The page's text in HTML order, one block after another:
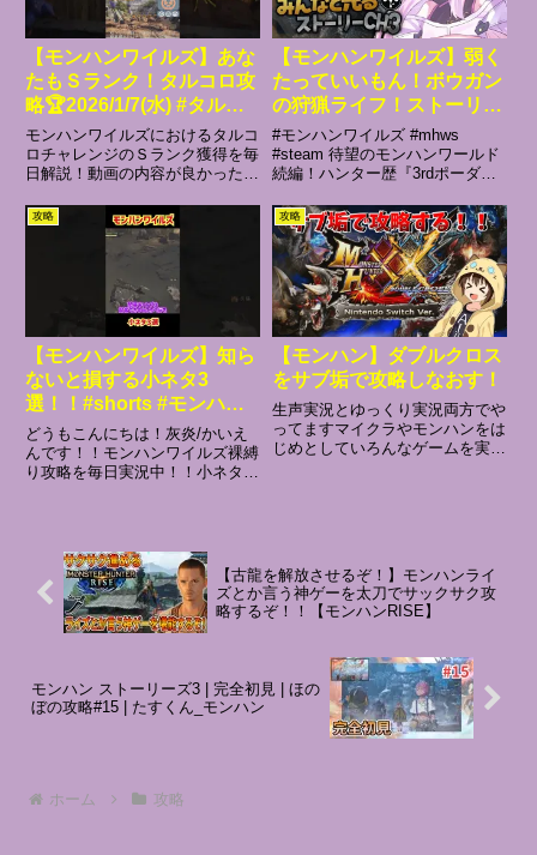
【モンハンワイルズ】あな
たもＳランク！タルコロ攻
略🏆2026/1/7(水) #タルコ
ロチャレンジ
モンハンワイルズにおけるタルコ
ロチャレンジのＳランク獲得を毎
日解説！動画の内容が良かった
がいします！詳しい解説はこちら
仮面ライダー重ね着ショート動画
#タルコロチャレンジ#モンハン
【モンハンワイルズ】弱く
たっていいもん！ボウガン
の狩猟ライフ！ストーリー
攻略DAY3！※ネタバレ注
意【夜氏音/男性Vtuber】
#モンハンワイルズ #mhws
#steam 待望のモンハンワールド
続編！ハンター歴『3rdポーダブ
の新なハンターライフをお届け！
古の狩人たちよ、思う存分語ろう
ぞ！年内目標登録者500人目指し
ています！！！🐰高...
攻略
【モンハンワイルズ】知ら
ないと損する小ネタ3
選！！#shorts #モンハン
＃モンハンワイルズ
どうもこんにちは！灰炎/かいえ
んです！！モンハンワイルズ裸縛
り攻略を毎日実況中！！小ネタ多
ワイルズ裸縛り攻略part1再生リ
ストモンス...
攻略
【モンハン】ダブルクロス
をサブ垢で攻略しなおす！
生声実況とゆっくり実況両方でや
ってますマイクラやモンハンをは
じめとしていろんなゲームを実況
【古龍を解放させるぞ！】モンハンライ
ズとか言う神ゲーを太刀でサックサク攻
略するぞ！！【モンハンRISE】
モンハン ストーリーズ3 | 完全初見 | ほの
ぼの攻略#15 | たすくん_モンハン
ホーム 攻略